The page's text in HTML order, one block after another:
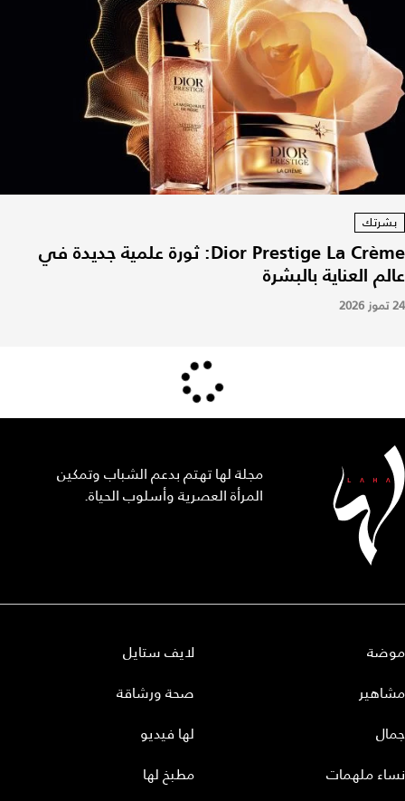
بشرتك
Dior Prestige La Crème: ثورة علمية جديدة في
عالم العناية بالبشرة
24 تموز 2026
مجلة لها تهتم بدعم الشباب وتمكين
المرأة العصرية وأسلوب الحياة.
موضة
مشاهير
جمال
نساء ملهمات
لايف ستايل
صحة ورشاقة
لها فيديو
مطبخ لها